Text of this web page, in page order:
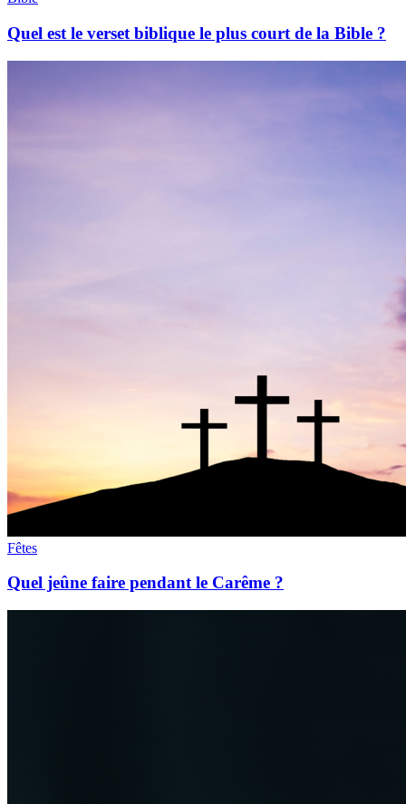
Quel est le verset biblique le plus court de la Bible ?
Fêtes
Quel jeûne faire pendant le Carême ?